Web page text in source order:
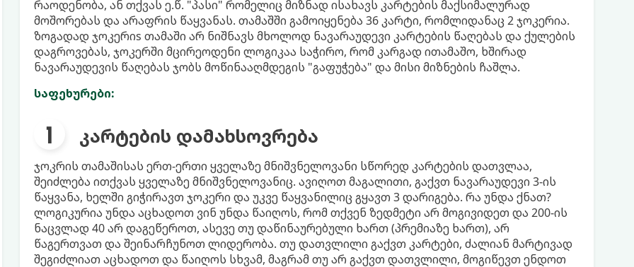
რაოდენობა, ან თქვას ე.წ. "პასი" რომელიც მიზნად ისახავს კარტების მაქსიმალურად
მოშორებას და არაფრის წაყვანას. თამაშში გამოიყენება 36 კარტი, რომლიდანაც 2 ჯოკერია.
ზოგადად ჯოკერიs თამაში არ ნიშნავს მხოლოდ ნავარაუდევი კარტების წაღებას და ქულების
დაგროვებას, ჯოკერში მცირეოდენი ლოგიკაა საჭირო, რომ კარგად ითამაშო, ხშირად
ნავარაუდევის წაღებას ჯობს მოწინააღმდეგის "გაფუჭება" და მისი მიზნების ჩაშლა.
საფეხურები:
კარტების დამახსოვრება
ჯოკრის თამაშისას ერთ-ერთი ყველაზე მნიშვნელოვანი სწორედ კარტების დათვლაა,
შეიძლება ითქვას ყველაზე მნიშვნელოვანიც. ავიღოთ მაგალითი, გაქვთ ნავარაუდევი 3-ის
წაყვანა, ხელში გიჭირავთ ჯოკერი და უკვე წაყვანილიც გყავთ 3 დარიგება. რა უნდა ქნათ?
ლოგიკურია უნდა აცხადოთ ვინ უნდა წაიღოს, რომ თქვენ ზედმეტი არ მოგივიდეთ და 200-ის
ნაცვლად 40 არ დაგეწეროთ, ასევე თუ დაწინაურებული ხართ (პრემიაზე ხართ), არ
წაგერთვათ და შეინარჩუნოთ ლიდერობა. თუ დათვლილი გაქვთ კარტები, ძალიან მარტივად
შეგიძლიათ აცხადოთ და წაიღოს სხვამ, მაგრამ თუ არ გაქვთ დათვლილი, მოგიწევთ ენდოთ